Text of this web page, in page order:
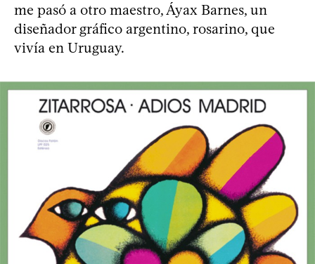
me pasó a otro maestro, Áyax Barnes, un
diseñador gráfico argentino, rosarino, que
vivía en Uruguay.